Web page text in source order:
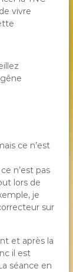
vivre
ce n’est
n’est pas
lors de
je
sur
et après la
il est
séance en